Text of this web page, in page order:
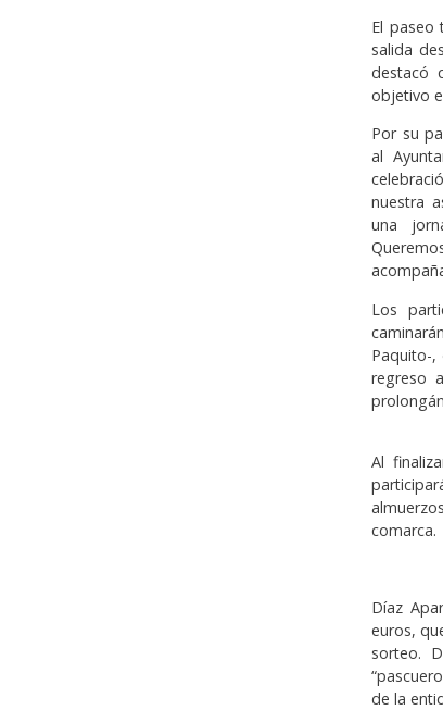
El paseo
salida
destacó
objetivo
Por su
al
nuestra
una
Los
Paquito-,
regreso
Al
comarca.
Díaz
euros,
sorteo.
de la